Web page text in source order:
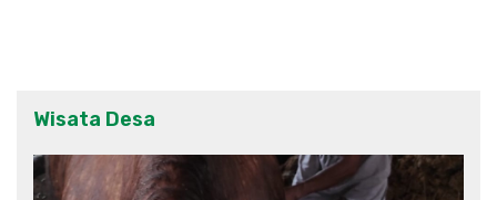
Wisata Desa